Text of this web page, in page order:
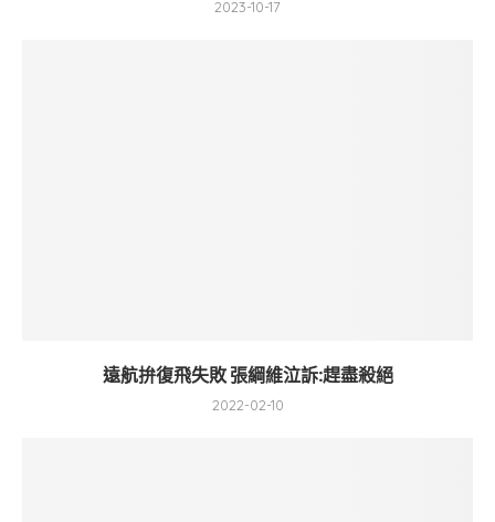
2023-10-17
遠航拚復飛失敗 張綱維泣訴:趕盡殺絕
2022-02-10